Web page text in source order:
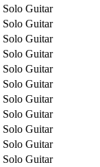
Solo Guitar
Solo Guitar
Solo Guitar
Solo Guitar
Solo Guitar
Solo Guitar
Solo Guitar
Solo Guitar
Solo Guitar
Solo Guitar
Solo Guitar